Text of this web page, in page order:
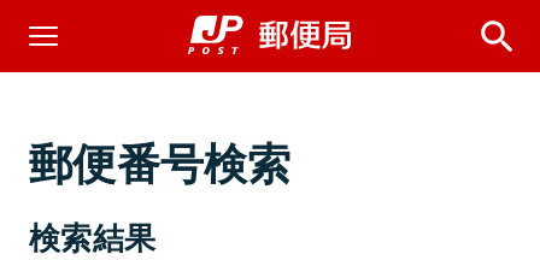
郵便番号検索
検索結果